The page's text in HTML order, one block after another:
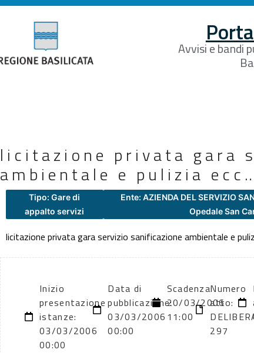
Avvisi e bandi
licitazione privata gara
ambientale e pulizia
Tipo: Gare di
appalto servizi
Ente: AZIENDA DEL SERVIZIO
Opedale San
licitazione privata gara servizio sanificazione ambientale e
Inizio
presentazione
istanze:
03/03/2006
00:00
Data di
pubblicazione:
03/03/2006
00:00
Scadenza:
20/03/2006
11:00
Numero
atto:
297